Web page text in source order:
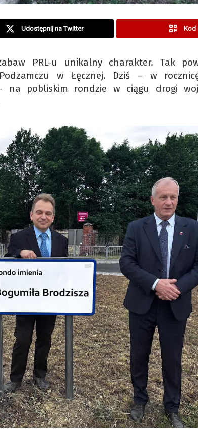
Udostępnij na Twitter Kod
PRL-u unikalny charakter. Tak
w Łęcznej. Dziś – w
– na pobliskim rondzie w ciągu drogi